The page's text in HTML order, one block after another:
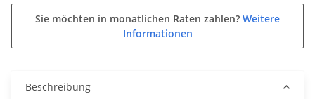
Sie möchten in monatlichen Raten zahlen? Weitere
Informationen
Beschreibung